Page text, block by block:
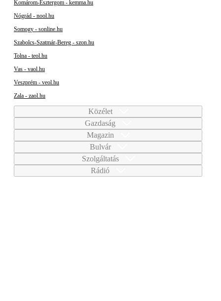
Komárom-Esztergom - kemma.hu
Nógrád - nool.hu
Somogy - sonline.hu
Szabolcs-Szatmár-Bereg - szon.hu
Tolna - teol.hu
Vas - vaol.hu
Veszprém - veol.hu
Zala - zaol.hu
Közélet
Gazdaság
Magazin
Bulvár
Szolgáltatás
Rádió